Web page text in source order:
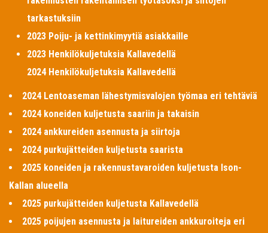
tarkastuksiin
2023 Poiju- ja kettinkimyytiä asiakkaille
2023 Henkilökuljetuksia Kallavedellä
2024 Henkilökuljetuksia Kallavedellä
2024 Lentoaseman lähestymisvalojen työmaa eri tehtäviä
2024 koneiden kuljetusta saariin ja takaisin
2024 ankkureiden asennusta ja siirtoja
2024 purkujätteiden kuljetusta saarista
2025 koneiden ja rakennustavaroiden kuljetusta Ison-
Kallan alueella
2025 purkujätteiden kuljetusta Kallavedellä
2025 poijujen asennusta ja laitureiden ankkuroiteja eri